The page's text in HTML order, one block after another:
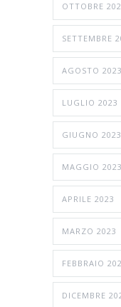
OTTOBRE
SETTEMBRE
AGOSTO 2023
LUGLIO 2023
GIUGNO 2023
MAGGIO 2023
APRILE 2023
MARZO 2023
FEBBRAIO
DICEMBRE